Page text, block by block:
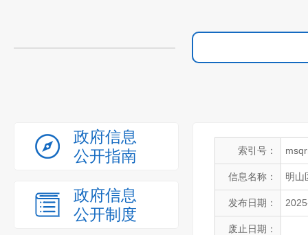
政府信息
公开指南
政府信息
公开制度
索引号：
信息名称： 明山
发布日期：
废止日期：